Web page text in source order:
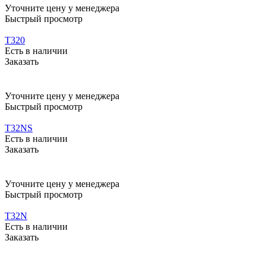
Уточните цену у менеджера
Быстрый просмотр
Т320
Есть в наличии
Заказать
Уточните цену у менеджера
Быстрый просмотр
Т32NS
Есть в наличии
Заказать
Уточните цену у менеджера
Быстрый просмотр
Т32N
Есть в наличии
Заказать